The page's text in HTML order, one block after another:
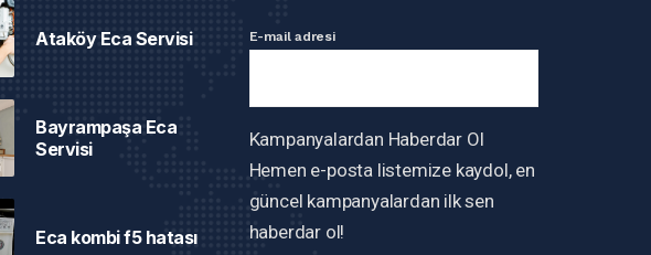
Ataköy Eca Servisi
Bayrampaşa Eca
Servisi
Eca kombi f5 hatası
E-mail adresi
Kampanyalardan Haberdar Ol
Hemen e-posta listemize kaydol, en
güncel kampanyalardan ilk sen
haberdar ol!